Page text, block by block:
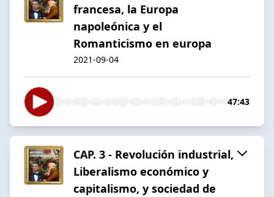
francesa, la Europa
napoleónica y el
Romanticismo en europa
2021-09-04
47:43
CAP. 3 - Revolución industrial,
Liberalismo económico y
capitalismo, y sociedad de